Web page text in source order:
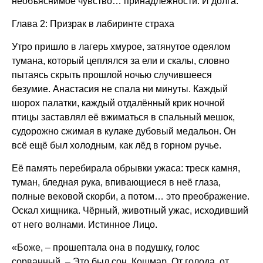
Глава 2: Призрак в лабиринте страха
Утро пришло в лагерь хмурое, затянутое одеялом
тумана, который цеплялся за ели и скалы, словно
пытаясь скрыть прошлой ночью случившееся
безумие. Анастасия не спала ни минуты. Каждый
шорох палатки, каждый отдалённый крик ночной
птицы заставлял её вжиматься в спальный мешок,
судорожно сжимая в кулаке дубовый медальон. Он
всё ещё был холодным, как лёд в горном ручье.
Её память перебирала обрывки ужаса: треск камня,
туман, бледная рука, впивающиеся в неё глаза,
полные вековой скорби, а потом… это преображение.
Оскал хищника. Чёрный, животный ужас, исходивший
от него волнами. Истинное Лицо.
«Боже, – прошептала она в подушку, голос